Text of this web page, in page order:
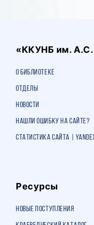
«ККУНБ им.
О библиотеке
Отделы
Новости
Нашли ошибку на сайте?
Статистика сайта |
Ресурсы
Новые поступления